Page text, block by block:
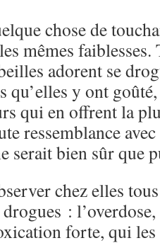
chose de
mêmes faiblesses.
adorent se
qu’elles y ont
qui en offrent la
ressemblance
serait bien sûr que
chez elles
:
forte, qui